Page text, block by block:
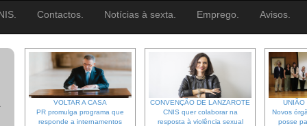
Contactos. Notícias à sexta. Emprego. Avisos.
VOLTAR A CASA
PR promulga programa que
responde a internamentos
CONVENÇÃO DE LANZAROTE
CNIS quer colaborar na
resposta à violência sexual
UNIÃO
Novos
posse